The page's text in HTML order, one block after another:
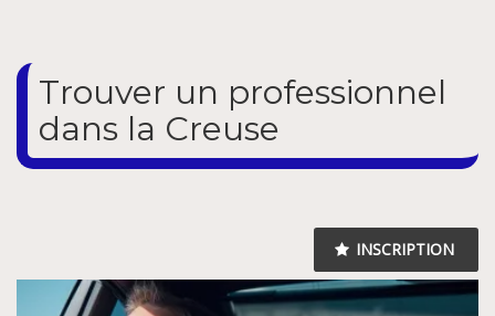
Trouver un professionnel
dans la Creuse
INSCRIPTION